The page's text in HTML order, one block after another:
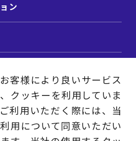
ン
説集
客様により良いサービス
クッキーを利用していま
利用いただく際には、当
用について同意いただい